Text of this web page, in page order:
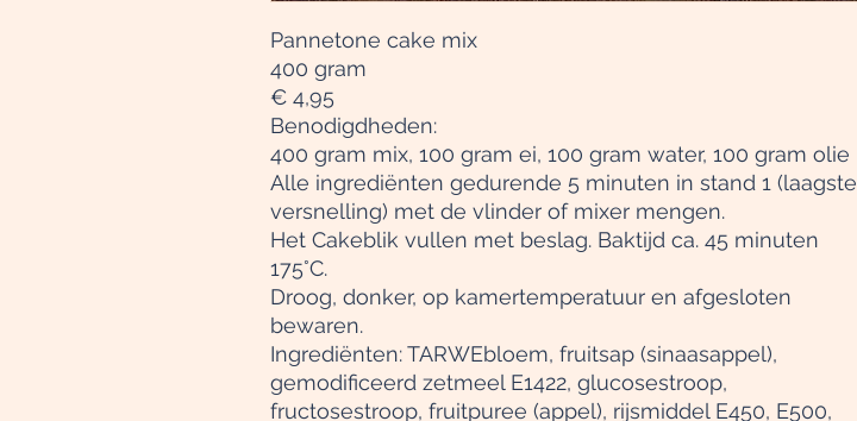
Pannetone cake mix
400 gram
€ 4,95
Benodigdheden:
400 gram mix, 100 gram ei, 100 gram water, 100 gram olie
Alle ingrediënten gedurende 5 minuten in stand 1 (laagste
versnelling) met de vlinder of mixer mengen.
Het Cakeblik vullen met beslag. Baktijd ca. 45 minuten
175°C.
Droog, donker, op kamertemperatuur en afgesloten
bewaren.
Ingrediënten: TARWEbloem, fruitsap (sinaasappel),
gemodificeerd zetmeel E1422, glucosestroop,
fructosestroop, fruitpuree (appel), rijsmiddel E450, E500,